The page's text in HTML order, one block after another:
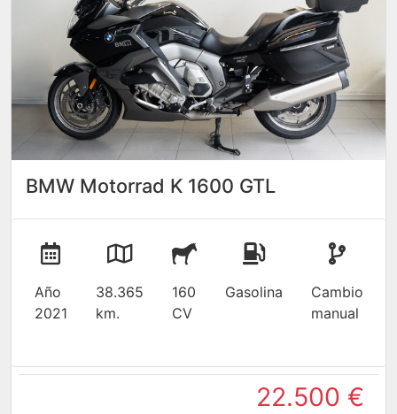
BMW Motorrad K 1600 GTL
Año
2021
38.365
km.
160
CV
Gasolina
Cambio
manual
22.500 €